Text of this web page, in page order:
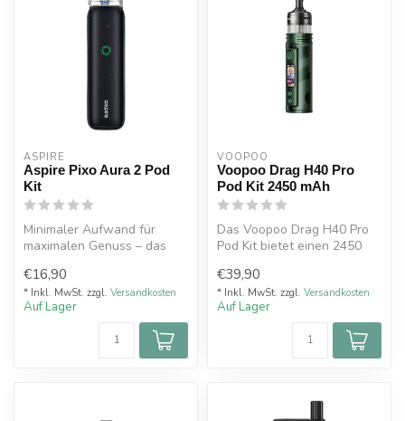
ASPIRE
Aspire Pixo Aura 2 Pod
Kit
Minimaler Aufwand für
maximalen Genuss – das
von ASPIRE
€16,90
* Inkl. MwSt. zzgl. Versandkosten
Auf Lager
VOOPOO
Voopoo Drag H40 Pro
Pod Kit 2450 mAh
Das Voopoo Drag H40 Pro
Pod Kit bietet einen 2450
Leist...
€39,90
* Inkl. MwSt. zzgl. Versandkosten
Auf Lager